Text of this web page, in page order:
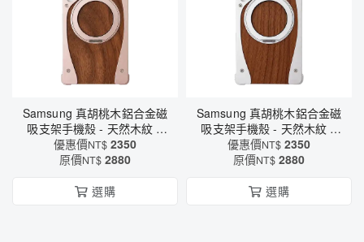
Samsung 真胡桃木鋁合金磁
吸支架手機殼 - 天然木紋 ×
MagSafe強磁 × CNC金屬防
摔（6612）
優惠價NT$ 2350
原價NT$ 2880
選購
Samsung 真胡桃木鋁合金磁
吸支架手機殼 - 天然木紋 ×
MagSafe強磁 × CNC金屬防
摔（6612）
優惠價NT$ 2350
原價NT$ 2880
選購